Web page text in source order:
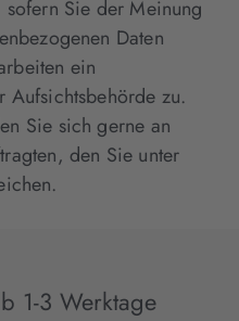
sofern Sie der Meinung
Daten
ein
Aufsichtsbehörde zu.
Sie sich gerne an
den Sie unter
1-3 Werktage